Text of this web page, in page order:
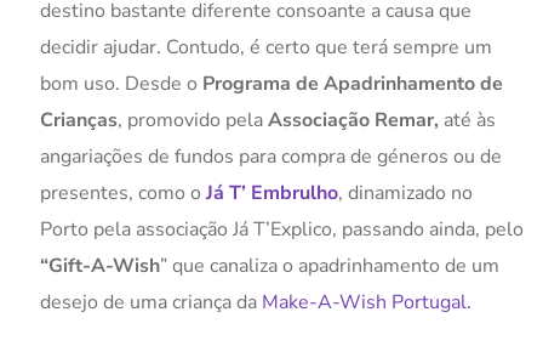
destino bastante diferente consoante a causa que
decidir ajudar. Contudo, é certo que terá sempre um
bom uso. Desde o Programa de Apadrinhamento de
Crianças, promovido pelaAssociação Remar, até às
angariações de fundos para compra de géneros ou de
presentes, como o Já T’ Embrulho, dinamizado no
Porto pela associação Já T’Explico, passando ainda, pelo
“Gift-A-Wish” que canaliza o apadrinhamento de um
desejo de uma criança da Make-A-Wish Portugal.